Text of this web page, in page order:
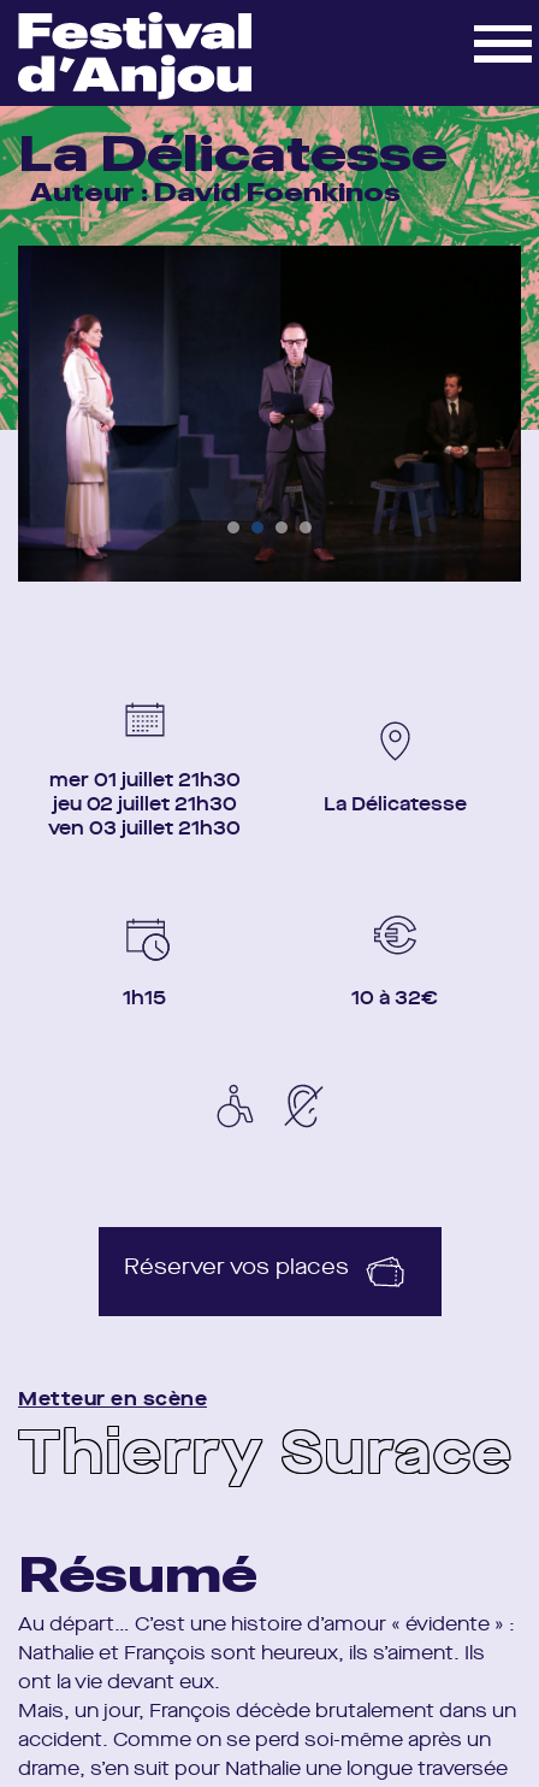
La Délicatesse
Auteur : David Foenkinos
mer 01 juillet 21h30
jeu 02 juillet 21h30
ven 03 juillet 21h30
La Délicatesse
1h15 10 à 32€
Réserver vos places
Metteur en scène
Thierry Surace
Résumé
Au départ… C’est une histoire d’amour « évidente » :
Nathalie et François sont heureux, ils s’aiment. Ils
ont la vie devant eux.
Mais, un jour, François décède brutalement dans un
accident. Comme on se perd soi-même après un
drame, s’en suit pour Nathalie une longue traversée